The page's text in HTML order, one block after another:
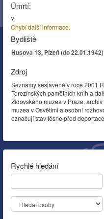
Úmrtí:
?
Chybí další informace.
Bydliště
Husova 13, Plzeň (do 22.01.1942)
Zdroj
Seznamy sestavené v roce 2001
Terezínských pamětních knih a
Židovského muzea v Praze,
muzea v Osvětimi a osobní
označují stav těsně před
Rychlé hledání